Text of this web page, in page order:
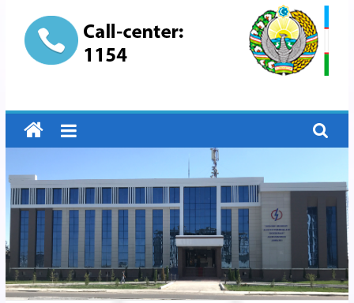
“Buxoro
hududiy
elektr
tarmoqlari
korxonasi”
AJ
“Buxoro
hududiy